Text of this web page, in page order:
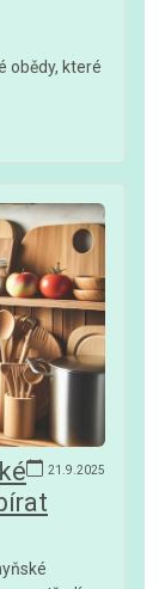
obědy, které
21.9.2025